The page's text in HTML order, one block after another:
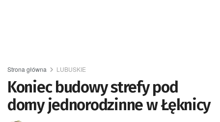
Strona główna LUBUSKIE
Koniec budowy strefy pod
domy jednorodzinne w Łęknicy